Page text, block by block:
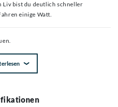
Liv bist du deutlich schneller
einige Watt.